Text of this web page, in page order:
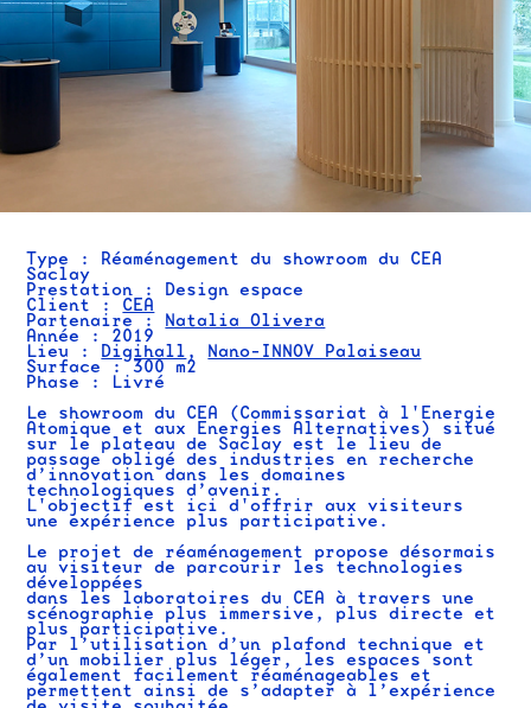
Type : Réaménagement du showroom du CEA
Saclay
Prestation : Design espace
Client : CEA
Partenaire : Natalia Olivera
Année : 2019
Lieu : Digihall , Nano-INNOV Palaiseau
Surface : 300 m2
Phase : Livré
Le showroom du CEA (Commissariat à l'Energie
Atomique et aux Energies Alternatives) situé
sur le plateau de Saclay est le lieu de
passage obligé des industries en recherche
d’innovation dans les domaines
technologiques d’avenir.
L'objectif est ici d'offrir aux visiteurs
une expérience plus participative.
Le projet de réaménagement propose désormais
au visiteur de parcourir les technologies
développées
dans les laboratoires du CEA à travers une
scénographie plus immersive, plus directe et
plus participative.
Par l’utilisation d’un plafond technique et
d’un mobilier plus léger, les espaces sont
également facilement réaménageables et
permettent ainsi de s’adapter à l’expérience